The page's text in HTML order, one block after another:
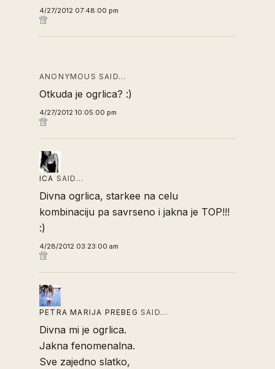
4/27/2012 07:48:00 pm
ANONYMOUS SAID…
Otkuda je ogrlica? :)
4/27/2012 10:05:00 pm
ICA SAID…
Divna ogrlica, starkee na celu
kombinaciju pa savrseno i jakna je TOP!!!
:)
4/28/2012 03:23:00 am
PETRA MARIJA PREBEG SAID…
Divna mi je ogrlica.
Jakna fenomenalna.
Sve zajedno slatko,